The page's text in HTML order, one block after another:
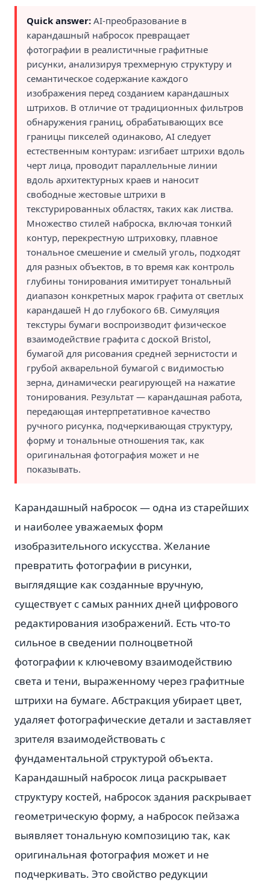
Quick answer: AI-преобразование в
карандашный набросок превращает
фотографии в реалистичные графитные
рисунки, анализируя трехмерную структуру и
семантическое содержание каждого
изображения перед созданием карандашных
штрихов. В отличие от традиционных фильтров
обнаружения границ, обрабатывающих все
границы пикселей одинаково, AI следует
естественным контурам: изгибает штрихи вдоль
черт лица, проводит параллельные линии
вдоль архитектурных краев и наносит
свободные жестовые штрихи в
текстурированных областях, таких как листва.
Множество стилей наброска, включая тонкий
контур, перекрестную штриховку, плавное
тональное смешение и смелый уголь, подходят
для разных объектов, в то время как контроль
глубины тонирования имитирует тональный
диапазон конкретных марок графита от светлых
карандашей H до глубокого 6B. Симуляция
текстуры бумаги воспроизводит физическое
взаимодействие графита с доской Bristol,
бумагой для рисования средней зернистости и
грубой акварельной бумагой с видимостью
зерна, динамически реагирующей на нажатие
тонирования. Результат — карандашная работа,
передающая интерпретативное качество
ручного рисунка, подчеркивающая структуру,
форму и тональные отношения так, как
оригинальная фотография может и не
показывать.
Карандашный набросок — одна из старейших
и наиболее уважаемых форм
изобразительного искусства. Желание
превратить фотографии в рисунки,
выглядящие как созданные вручную,
существует с самых ранних дней цифрового
редактирования изображений. Есть что-то
сильное в сведении полноцветной
фотографии к ключевому взаимодействию
света и тени, выраженному через графитные
штрихи на бумаге. Абстракция убирает цвет,
удаляет фотографические детали и заставляет
зрителя взаимодействовать с
фундаментальной структурой объекта.
Карандашный набросок лица раскрывает
структуру костей, набросок здания раскрывает
геометрическую форму, а набросок пейзажа
выявляет тональную композицию так, как
оригинальная фотография может и не
подчеркивать. Это свойство редукции